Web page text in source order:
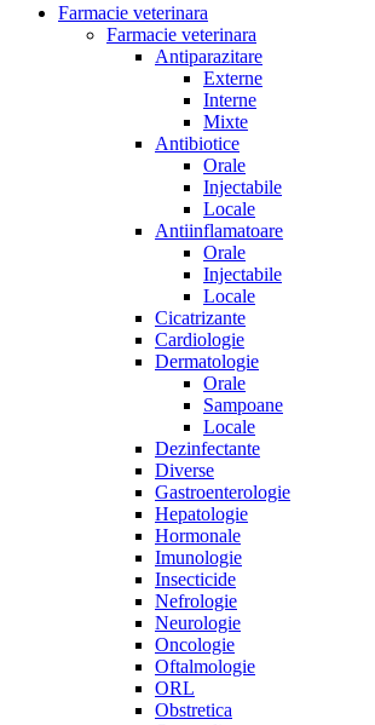
Farmacie veterinara
Farmacie veterinara
Antiparazitare
Externe
Interne
Mixte
Antibiotice
Orale
Injectabile
Locale
Antiinflamatoare
Orale
Injectabile
Locale
Cicatrizante
Cardiologie
Dermatologie
Orale
Sampoane
Locale
Dezinfectante
Diverse
Gastroenterologie
Hepatologie
Hormonale
Imunologie
Insecticide
Nefrologie
Neurologie
Oncologie
Oftalmologie
ORL
Obstretica